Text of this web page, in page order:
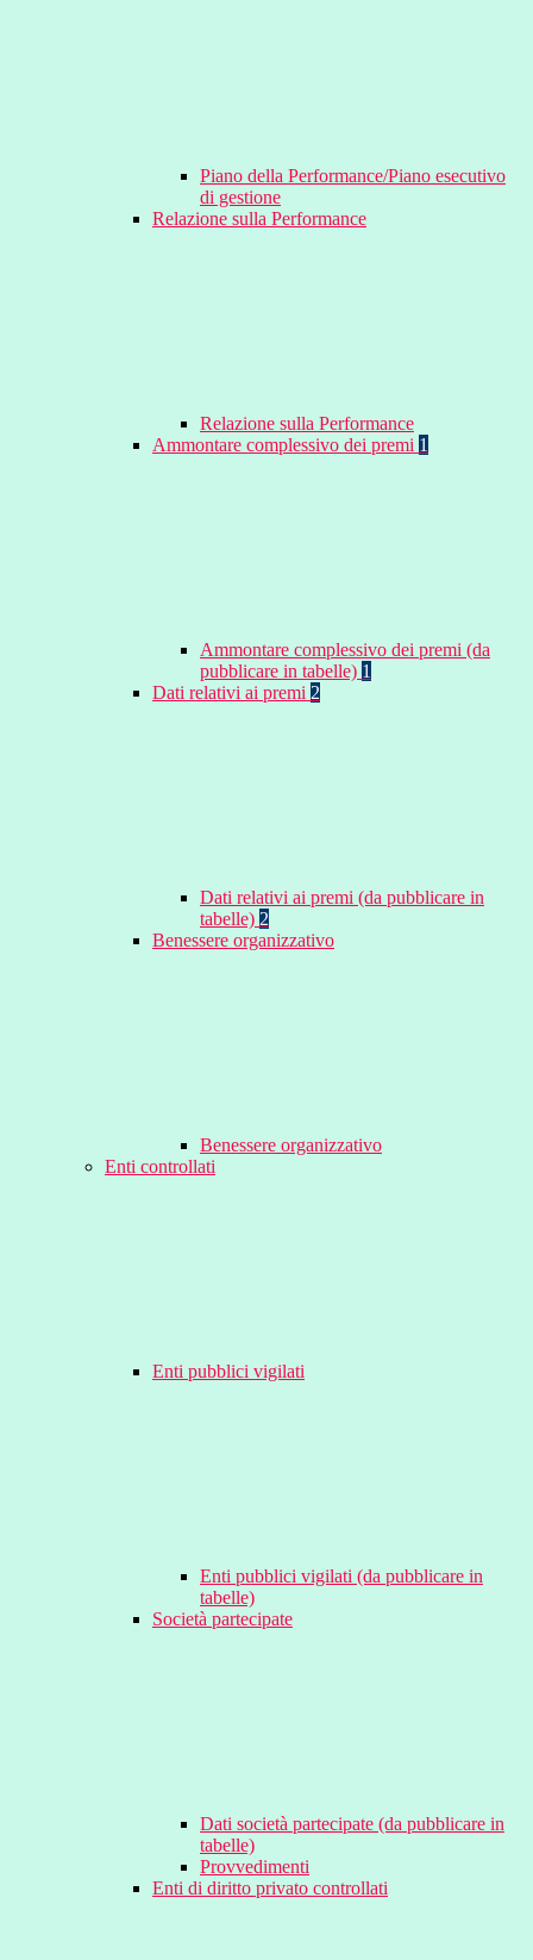
Piano della Performance/Piano esecutivo
di gestione
Relazione sulla Performance
Relazione sulla Performance
Ammontare complessivo dei premi 1
Ammontare complessivo dei premi (da
pubblicare in tabelle) 1
Dati relativi ai premi 2
Dati relativi ai premi (da pubblicare in
tabelle) 2
Benessere organizzativo
Benessere organizzativo
Enti controllati
Enti pubblici vigilati
Enti pubblici vigilati (da pubblicare in
tabelle)
Società partecipate
Dati società partecipate (da pubblicare in
tabelle)
Provvedimenti
Enti di diritto privato controllati